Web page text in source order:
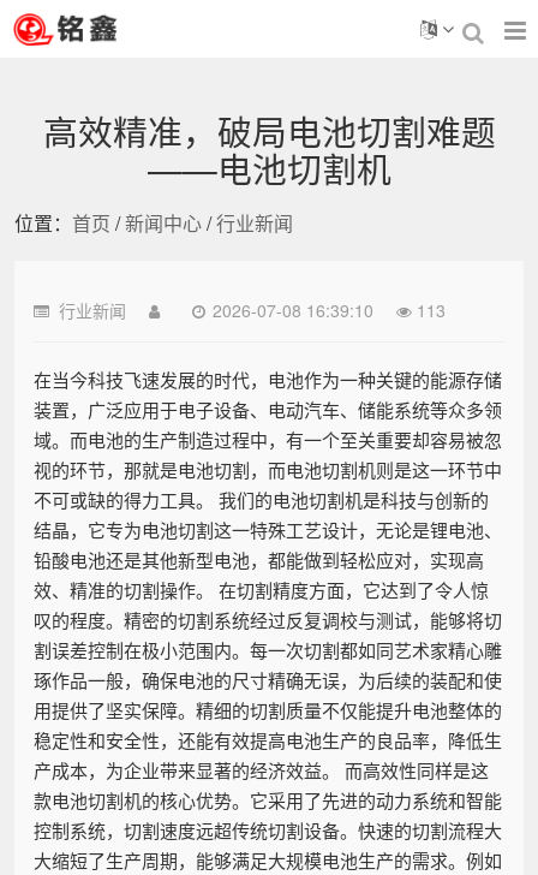
高效精准，破局电池切割难题
——电池切割机
位置： 首页 /新闻中心/行业新闻
行业新闻 2026-07-08 16:39:10 113
在当今科技飞速发展的时代，电池作为一种关键的能源存储
装置，广泛应用于电子设备、电动汽车、储能系统等众多领
域。而电池的生产制造过程中，有一个至关重要却容易被忽
视的环节，那就是电池切割，而电池切割机则是这一环节中
不可或缺的得力工具。 我们的电池切割机是科技与创新的
结晶，它专为电池切割这一特殊工艺设计，无论是锂电池、
铅酸电池还是其他新型电池，都能做到轻松应对，实现高
效、精准的切割操作。 在切割精度方面，它达到了令人惊
叹的程度。精密的切割系统经过反复调校与测试，能够将切
割误差控制在极小范围内。每一次切割都如同艺术家精心雕
琢作品一般，确保电池的尺寸精确无误，为后续的装配和使
用提供了坚实保障。精细的切割质量不仅能提升电池整体的
稳定性和安全性，还能有效提高电池生产的良品率，降低生
产成本，为企业带来显著的经济效益。 而高效性同样是这
款电池切割机的核心优势。它采用了先进的动力系统和智能
控制系统，切割速度远超传统切割设备。快速的切割流程大
大缩短了生产周期，能够满足大规模电池生产的需求。例如